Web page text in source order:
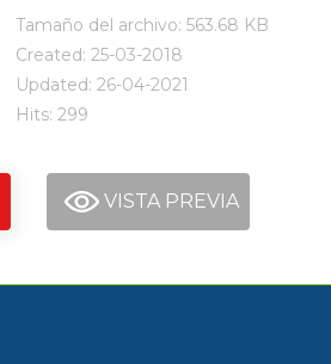
Tamaño del archivo: 563.68 KB
Created: 25-03-2018
Updated: 26-04-2021
Hits: 299
VISTA PREVIA